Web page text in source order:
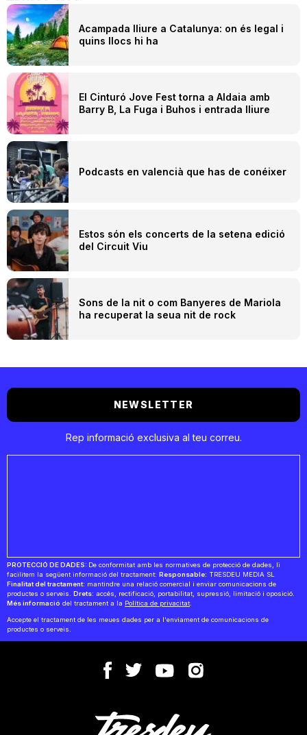
Acampada lliure a Catalunya: on és legal i
quins llocs hi ha
El Cinturó Jove Fest torna a Aldaia amb
Barry B, La Fuga i Buhos i entrada lliure
Podcasts en valencià que has de conéixer
Estos són els concerts de la setena edició
del Circuit Viu
Sons de la nit o com Banyeres de Mariola
ha recuperat la seua nit de rock
NEWSLETTER
Rep informació exclusiva al teu correu.
PROTECCIÓ DE DADES: De conformitat amb les normatives de protecció de dades, li
facilitem la següent informació del tractament: Responsable: TRESDEU MEDIA SL
Finalitat del tractament: mantindre una relació comercial i enviar comunicacions de
productes o serveis. Drets: accés, rectificació, portabilitat, supressió, limitació i oposició.
Més informació del tractament a la Política de privacitat.
Accepte el tractament de les meues dades per a l'enviament de comunicacions de
productes o serveis.